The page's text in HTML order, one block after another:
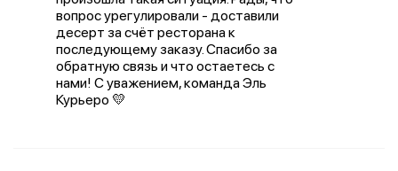
вопрос урегулировали - доставили
десерт за счёт ресторана к
последующему заказу. Спасибо за
обратную связь и что остаетесь с
нами! С уважением, команда Эль
Курьеро 💛